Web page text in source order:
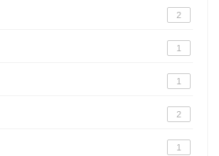
2
1
1
2
1